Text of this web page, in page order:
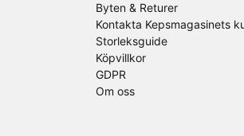
Byten & Returer
Kontakta Kepsmagasinets
Storleksguide
Köpvillkor
GDPR
Om oss